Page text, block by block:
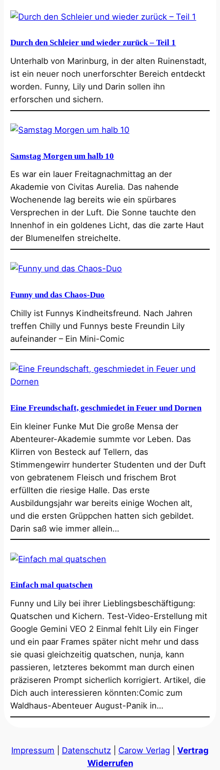
Durch den Schleier und wieder zurück – Teil 1
Unterhalb von Marinburg, in der alten Ruinenstadt,
ist ein neuer noch unerforschter Bereich entdeckt
worden. Funny, Lily und Darin sollen ihn
erforschen und sichern.
Samstag Morgen um halb 10
Es war ein lauer Freitagnachmittag an der
Akademie von Civitas Aurelia. Das nahende
Wochenende lag bereits wie ein spürbares
Versprechen in der Luft. Die Sonne tauchte den
Innenhof in ein goldenes Licht, das die zarte Haut
der Blumenelfen streichelte.
Funny und das Chaos-Duo
Chilly ist Funnys Kindheitsfreund. Nach Jahren
treffen Chilly und Funnys beste Freundin Lily
aufeinander – Ein Mini-Comic
Eine Freundschaft, geschmiedet in Feuer und Dornen
Ein kleiner Funke Mut Die große Mensa der
Abenteurer-Akademie summte vor Leben. Das
Klirren von Besteck auf Tellern, das
Stimmengewirr hunderter Studenten und der Duft
von gebratenem Fleisch und frischem Brot
erfüllten die riesige Halle. Das erste
Ausbildungsjahr war bereits einige Wochen alt,
und die ersten Grüppchen hatten sich gebildet.
Darin saß wie immer allein…
Einfach mal quatschen
Funny und Lily bei ihrer Lieblingsbeschäftigung:
Quatschen und Kichern. Test-Video-Erstellung mit
Google Gemini VEO 2 Einmal fehlt Lily ein Finger
und ein paar Frames später nicht mehr und dass
sie quasi gleichzeitig quatschen, nunja, kann
passieren, letzteres bekommt man durch einen
präziseren Prompt sicherlich korrigiert. Artikel, die
Dich auch interessieren könnten:Comic zum
Waldhaus-Abenteuer August-Panik in…
Impressum Datenschutz Carow Verlag
Vertrag
Widerrufen